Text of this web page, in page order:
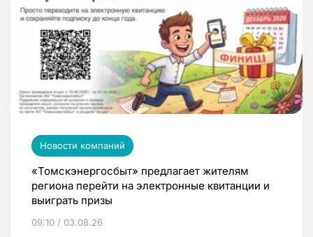
Новости компаний
«Томскэнергосбыт» предлагает жителям
региона перейти на электронные квитанции и
выиграть призы
09:10 / 03.08.26